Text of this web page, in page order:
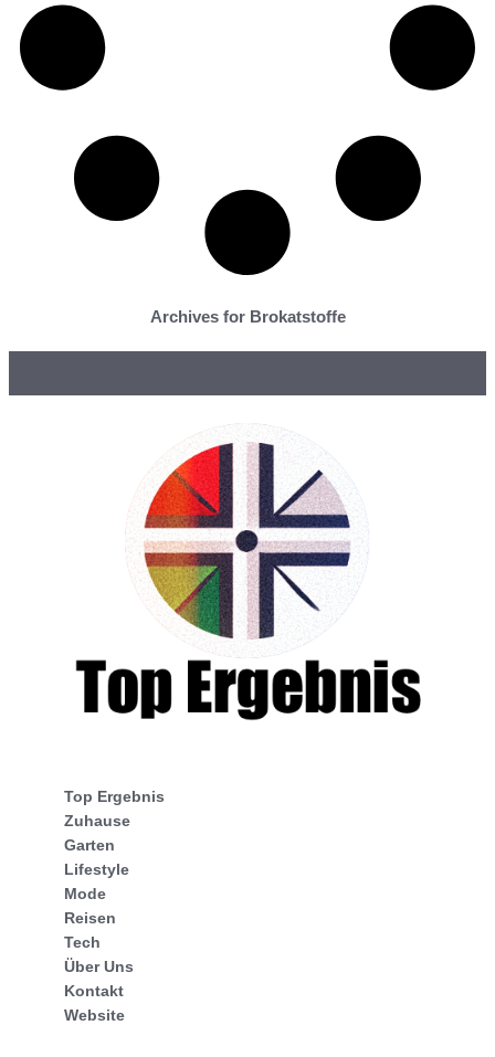
Archives for Brokatstoffe
Top Ergebnis
Zuhause
Garten
Lifestyle
Mode
Reisen
Tech
Über Uns
Kontakt
Website